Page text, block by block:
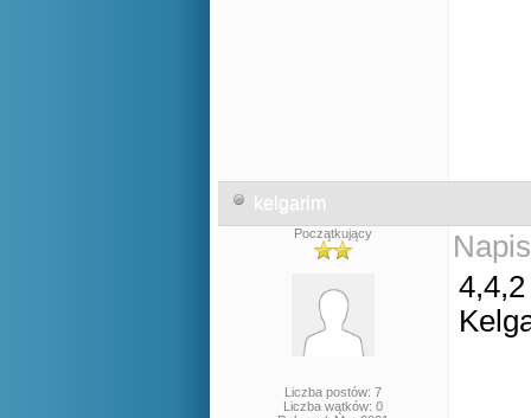
kelgarim
Początkujący
Liczba postów: 7
Liczba wątków: 0
4,4,2